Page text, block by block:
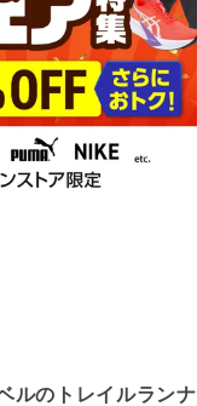
ルのトレイルランナ